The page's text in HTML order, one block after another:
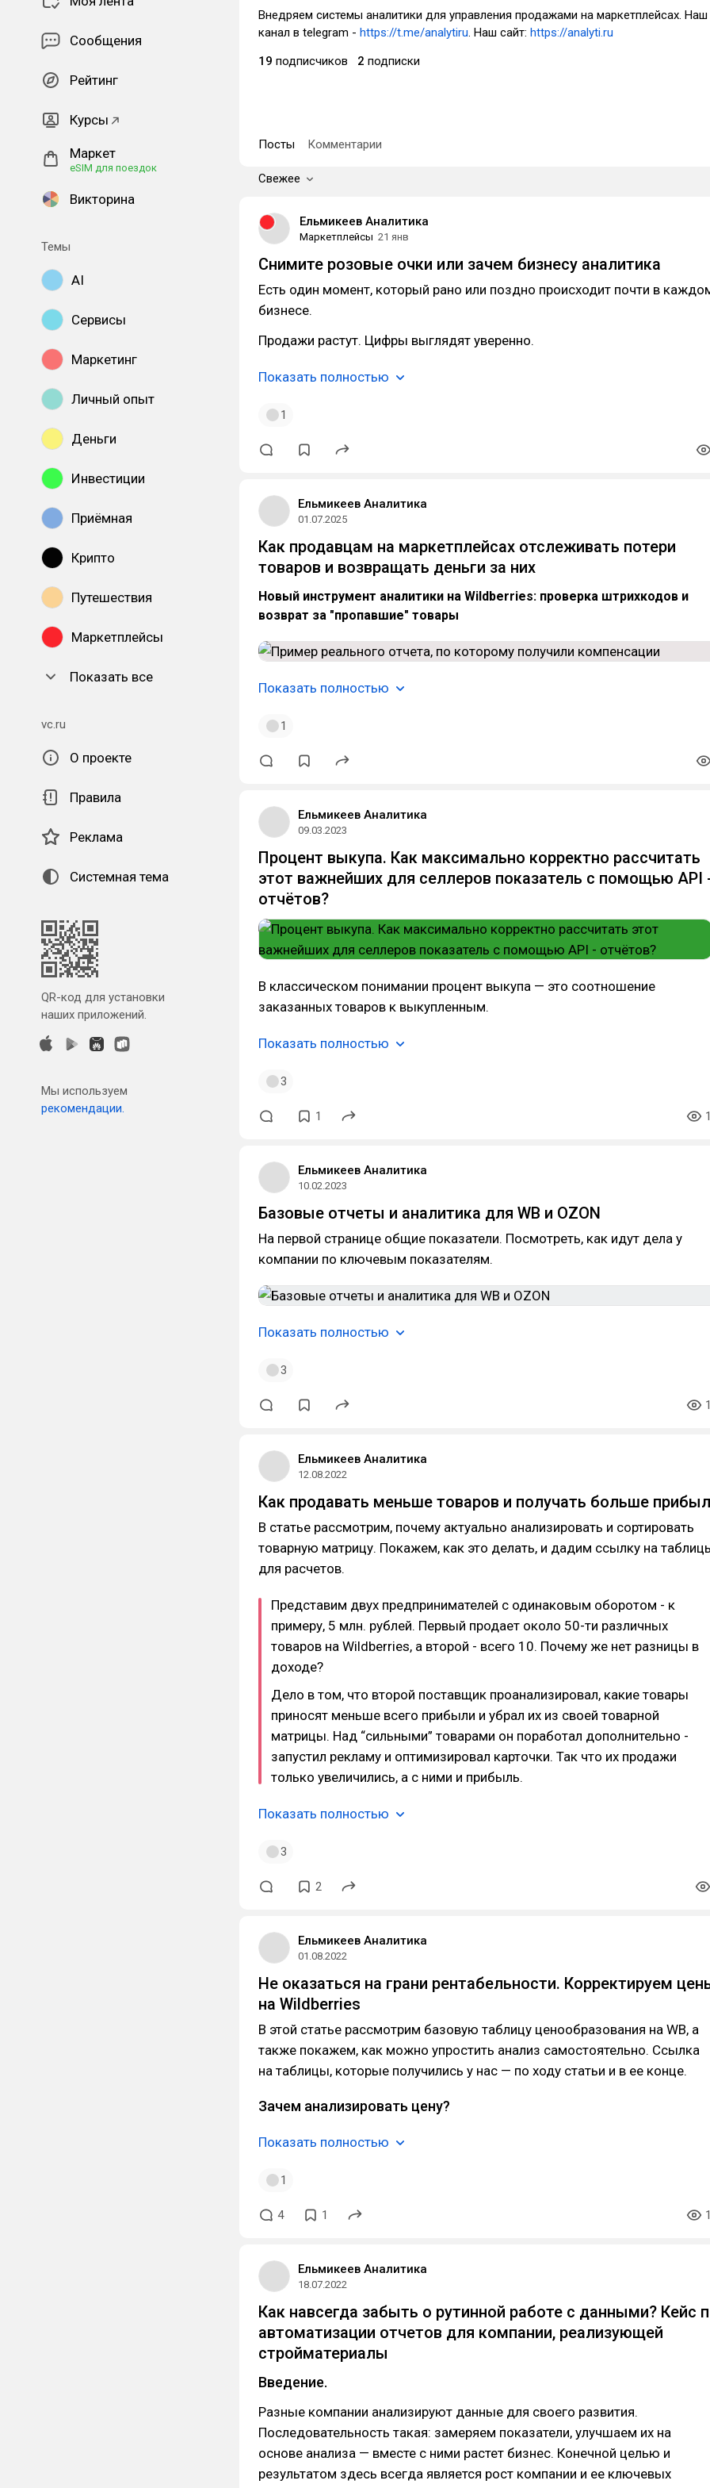
Сообщения
Рейтинг
Курсы
Маркет
eSIM для поездок
Викторина
Темы
AI
Сервисы
Маркетинг
Личный опыт
Деньги
Инвестиции
Приёмная
Крипто
Путешествия
Маркетплейсы
Показать все
vc.ru
О проекте
Правила
Реклама
Системная тема
QR-код для установки
наших приложений.
Мы используем
рекомендации.
Внедряем системы аналитики для управления продажами на маркетплейсах. Наш
канал в telegram - https://t.me/analytiru. Наш сайт: https://analyti.ru
19 подписчиков 2 подписки
Посты Комментарии
Свежее
Ельмикеев Аналитика
Маркетплейсы 21 янв
Снимите розовые очки или зачем бизнесу аналитика
Есть один момент, который рано или поздно происходит почти в
бизнесе.
Продажи растут. Цифры выглядят уверенно.
Показать полностью
1
Ельмикеев Аналитика
01.07.2025
Как продавцам на маркетплейсах отслеживать потери
товаров и возвращать деньги за них
Новый инструмент аналитики на Wildberries: проверка штрихкодов и
возврат за "пропавшие" товары
Показать полностью
1
Ельмикеев Аналитика
09.03.2023
Процент выкупа. Как максимально корректно рассчитать
этот важнейших для селлеров показатель с помощью API
отчётов?
В классическом понимании процент выкупа — это соотношение
заказанных товаров к выкупленным.
Показать полностью
3
1
Ельмикеев Аналитика
10.02.2023
Базовые отчеты и аналитика для WB и OZON
На первой странице общие показатели. Посмотреть, как идут дела у
компании по ключевым показателям.
Показать полностью
3
Ельмикеев Аналитика
12.08.2022
Как продавать меньше товаров и получать больше
В статье рассмотрим, почему актуально анализировать и сортировать
товарную матрицу. Покажем, как это делать, и дадим ссылку на
для расчетов.
Представим двух предпринимателей с одинаковым оборотом - к
примеру, 5 млн. рублей. Первый продает около 50-ти различных
товаров на Wildberries, а второй - всего 10. Почему же нет разницы в
доходе?
Дело в том, что второй поставщик проанализировал, какие товары
приносят меньше всего прибыли и убрал их из своей товарной
матрицы. Над “сильными” товарами он поработал дополнительно -
запустил рекламу и оптимизировал карточки. Так что их продажи
только увеличились, а с ними и прибыль.
Показать полностью
3
2
Ельмикеев Аналитика
01.08.2022
Не оказаться на грани рентабельности. Корректируем
на Wildberries
В этой статье рассмотрим базовую таблицу ценообразования на WB, а
также покажем, как можно упростить анализ самостоятельно. Ссылка
на таблицы, которые получились у нас — по ходу статьи и в ее конце.
Зачем анализировать цену?
Показать полностью
1
4 1
Ельмикеев Аналитика
18.07.2022
Как навсегда забыть о рутинной работе с данными? Кейс
автоматизации отчетов для компании, реализующей
стройматериалы
Введение.
Разные компании анализируют данные для своего развития.
Последовательность такая: замеряем показатели, улучшаем их на
основе анализа — вместе с ними растет бизнес. Конечной целью и
результатом здесь всегда является рост компании и ее ключевых